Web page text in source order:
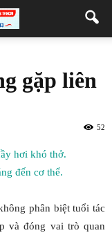
gặp liên
52
hơi khó thở.
đến cơ thể.
phân biệt tuổi tác
và đóng vai trò quan